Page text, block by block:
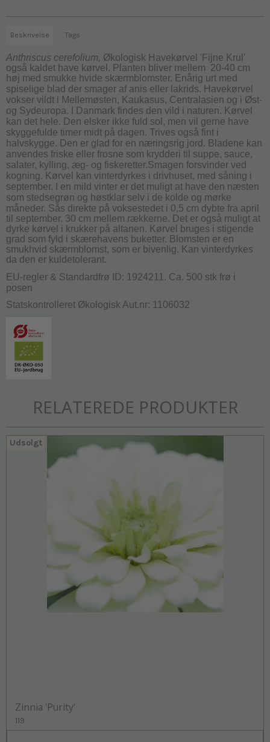
Beskrivelse Tags
Anthriscus cerefolium, Økologisk Havekørvel 'Fijne Krul'
også kaldet have kørvel. Planten bliver mellem 20-40 cm
høj med smukke hvide skærmblomster. Enårig urt med
spiselige blad der smager af anis eller lakrids. Havekørvel
vokser vildt i Mellemøsten, Kaukasus, Centralasien og i Øst-
og Sydeuropa. I Danmark findes den vild i naturen. Kørvel
kan det hele. Den elsker ikke fuld sol, men vil gerne have
skyggefulde timer midt på dagen. Trives også fint i
halvskygge. Den er glad for en næringsrig jord. Bladene kan
anvendes friske eller frosne som krydderi til suppe, sauce,
salater, kylling, æg- og fiskeretter.Smagen forsvinder ved
kogning. Kørvel kan vinterdyrkes i drivhuset, med såning i
september. I en mild vinter er det muligt at have den næsten
som stedsegrøn og høstklar selv i de kolde og mørke
måneder. Sås direkte på voksestedet i 0,5 cm dybte fra april
til september. 30 cm mellem rækkerne. Det er også muligt at
dyrke kørvel i krukker på altanen. Kørvel bruges i stigende
grad som fyld i skærehavens buketter. Blomsten er en
smukhvid skærmblomst, som er bivenlig. Kan vinterdyrkes
da den er kuldetolerant.
EU-regler & Standardfrø ID: 1924211. Ca. 500 stk frø i
posen
Statskontrolleret Økologisk Aut.nr: 1106032
RELATEREDE PRODUKTER
Udsolgt
Zinnia 'Purity'
119